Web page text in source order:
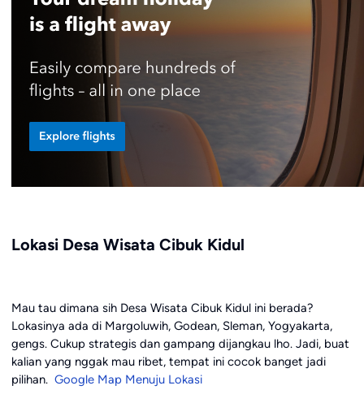
Lokasi Desa Wisata Cibuk Kidul
Mau tau dimana sih Desa Wisata Cibuk Kidul ini berada?
Lokasinya ada di Margoluwih, Godean, Sleman, Yogyakarta,
gengs. Cukup strategis dan gampang dijangkau lho. Jadi, buat
kalian yang nggak mau ribet, tempat ini cocok banget jadi
pilihan. Google Map Menuju Lokasi